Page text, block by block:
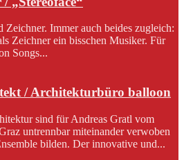
Immer auch beides zugleich:
Zeichner ein bisschen Musiker. Für
Songs...
/ Architekturbüro balloon
sind für Andreas Gratl vom
untrennbar miteinander verwoben
bilden. Der innovative und...